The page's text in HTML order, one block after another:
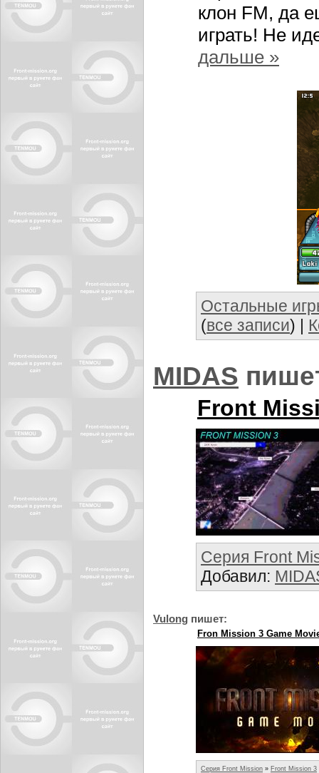
клон FM, да
играть! Не
дальше »
Остальные
(все записи) |
MIDАS
Front
Серия Front
Добавил:
Vulong пишет:
Fron Mission 3 Game
Серия Front Mission » Front Mission 3